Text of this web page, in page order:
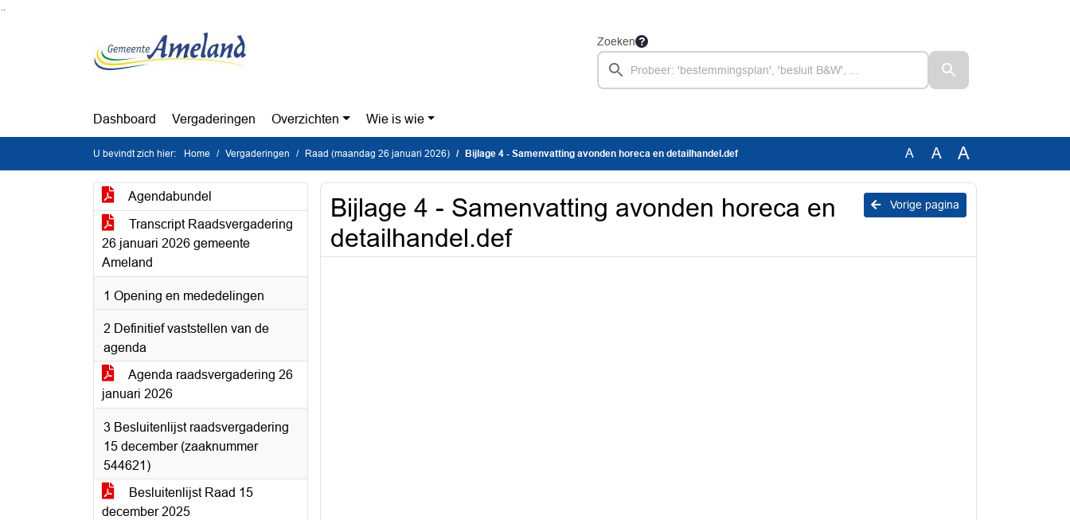
Zoeken
Dashboard Vergaderingen Overzichten Wie is wie
U bevindt zich hier: Home Vergaderingen Raad (maandag 26 januari 2026) Bijlage 4 - Samenvatting avonden horeca en detailhandel.def A A A
Agendabundel
Transcript Raadsvergadering
26 januari 2026 gemeente
Ameland
1 Opening en mededelingen
2 Definitief vaststellen van de
agenda
Agenda raadsvergadering 26
januari 2026
3 Besluitenlijst raadsvergadering
15 december (zaaknummer
544621)
Besluitenlijst Raad 15
december 2025
Vorige pagina
Bijlage 4 - Samenvatting avonden horeca en
detailhandel.def